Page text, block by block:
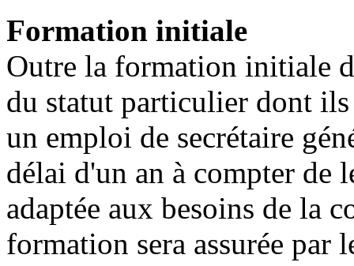
Formation initiale
Outre la formation initiale
du statut particulier dont
un emploi de secrétaire
délai d'un an à compter de
adaptée aux besoins de la
formation sera assurée par